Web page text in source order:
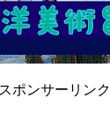
スポンサーリンク